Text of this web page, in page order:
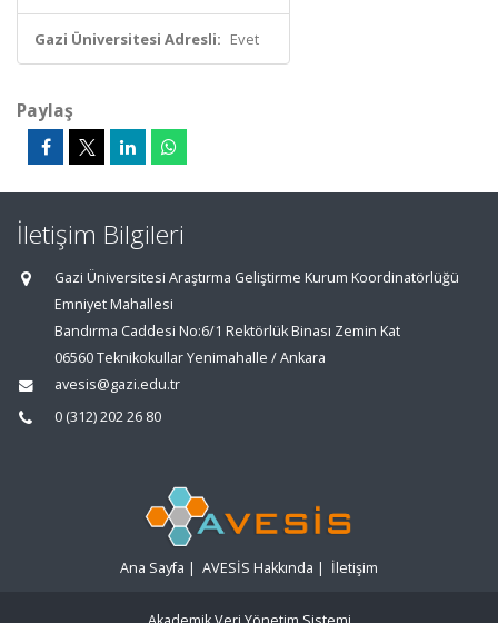
Gazi Üniversitesi Adresli: Evet
Paylaş
İletişim Bilgileri
Gazi Üniversitesi Araştırma Geliştirme Kurum Koordinatörlüğü
Emniyet Mahallesi
Bandırma Caddesi No:6/1 Rektörlük Binası Zemin Kat
06560 Teknikokullar Yenimahalle / Ankara
avesis@gazi.edu.tr
0 (312) 202 26 80
Ana Sayfa | AVESİS Hakkında | İletişim